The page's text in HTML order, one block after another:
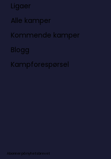
Ligaer
Alle kamper
Kommende kamper
Blogg
Kampforespørsel
Abonner på nyhetsbrevet